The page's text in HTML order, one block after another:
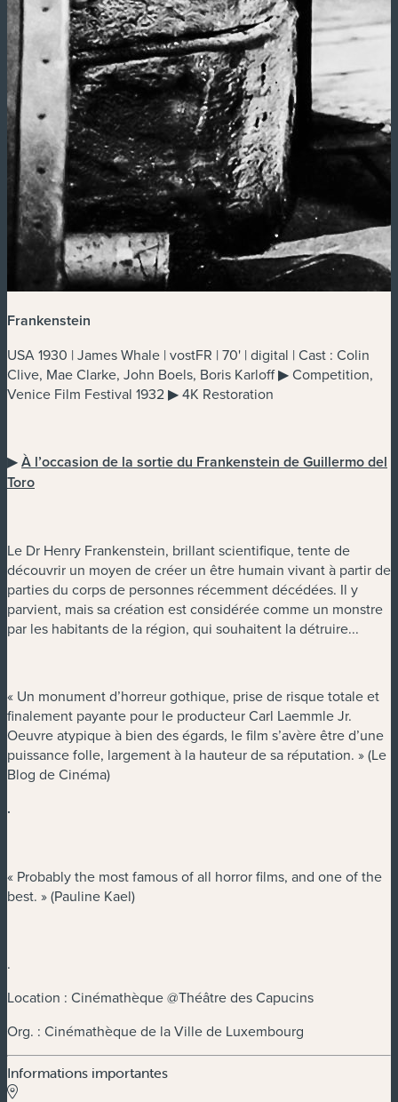
Frankenstein
USA 1930 | James Whale | vostFR | 70' | digital | Cast : Colin
Clive, Mae Clarke, John Boels, Boris Karloff ▶ Competition,
Venice Film Festival 1932 ▶ 4K Restoration
▶À l’occasion de la sortie du Frankenstein de Guillermo del
Toro
Le Dr Henry Frankenstein, brillant scientifique, tente de
découvrir un moyen de créer un être humain vivant à partir de
parties du corps de personnes récemment décédées. Il y
parvient, mais sa création est considérée comme un monstre
par les habitants de la région, qui souhaitent la détruire...
« Un monument d’horreur gothique, prise de risque totale et
finalement payante pour le producteur Carl Laemmle Jr.
Oeuvre atypique à bien des égards, le film s’avère être d’une
puissance folle, largement à la hauteur de sa réputation. » (Le
Blog de Cinéma)
.
« Probably the most famous of all horror films, and one of the
best. » (Pauline Kael)
.
Location : Cinémathèque @Théâtre des Capucins
Org. : Cinémathèque de la Ville de Luxembourg
Informations importantes